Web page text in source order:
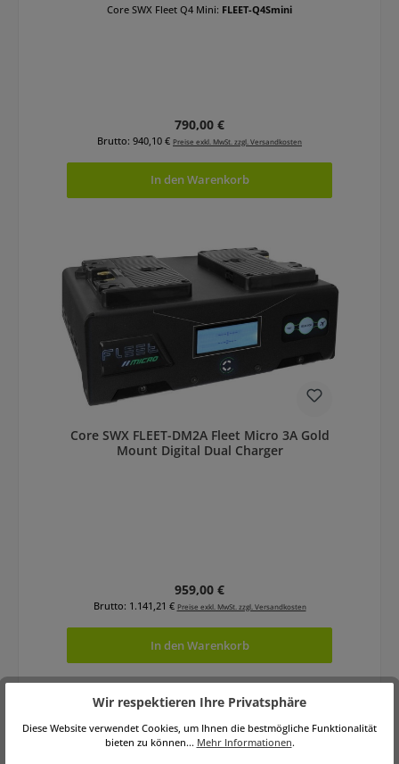
Core SWX Fleet Q4 Mini: FLEET-Q4Smini
Regulärer Preis:
790,00 €
Brutto: 940,10 € Preise exkl. MwSt. zzgl. Versandkosten
In den Warenkorb
Core SWX FLEET-DM2A Fleet Micro 3A Gold
Mount Digital Dual Charger
Regulärer Preis:
959,00 €
Brutto: 1.141,21 € Preise exkl. MwSt. zzgl. Versandkosten
In den Warenkorb
Wir respektieren Ihre Privatsphäre
Diese Website verwendet Cookies, um Ihnen die bestmögliche Funktionalität
bieten zu können... Mehr Informationen.